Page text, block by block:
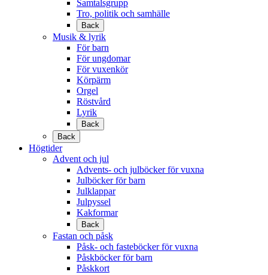
Samtalsgrupp
Tro, politik och samhälle
Back
Musik & lyrik
För barn
För ungdomar
För vuxenkör
Körpärm
Orgel
Röstvård
Lyrik
Back
Back
Högtider
Advent och jul
Advents- och julböcker för vuxna
Julböcker för barn
Julklappar
Julpyssel
Kakformar
Back
Fastan och påsk
Påsk- och fasteböcker för vuxna
Påskböcker för barn
Påskkort